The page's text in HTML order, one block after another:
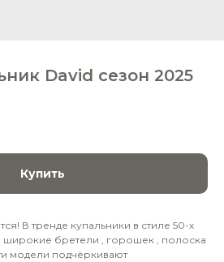
David сезон 2025
Купить
В тренде купальники в стиле 50-х
широкие бретели , горошек , полоска
модели подчёркивают